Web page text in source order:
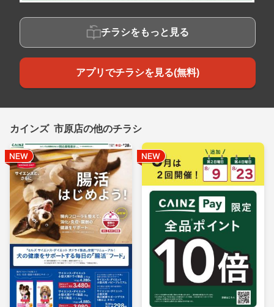
チラシをもっと見る
アプリでチラシを見る(無料)
カインズ 市原店の他のチラシ